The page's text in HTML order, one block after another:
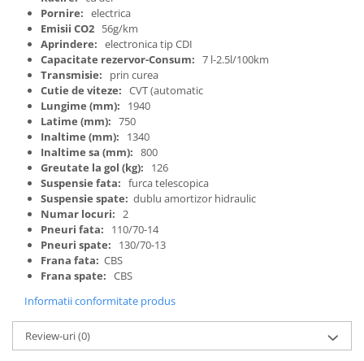
Pornire: electrica
Emisii CO2 56g/km
Aprindere: electronica tip CDI
Capacitate rezervor-Consum: 7 l-2.5l/100km
Transmisie: prin curea
Cutie de viteze: CVT (automatic
Lungime (mm): 1940
Latime (mm): 750
Inaltime (mm): 1340
Inaltime sa (mm): 800
Greutate la gol (kg): 126
Suspensie fata: furca telescopica
Suspensie spate: dublu amortizor hidraulic
Numar locuri: 2
Pneuri fata: 110/70-14
Pneuri spate: 130/70-13
Frana fata: CBS
Frana spate: CBS
Informatii conformitate produs
Review-uri(0)